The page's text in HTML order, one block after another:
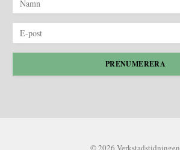
PRENUMERERA
© 2026 Verkstadstidningen